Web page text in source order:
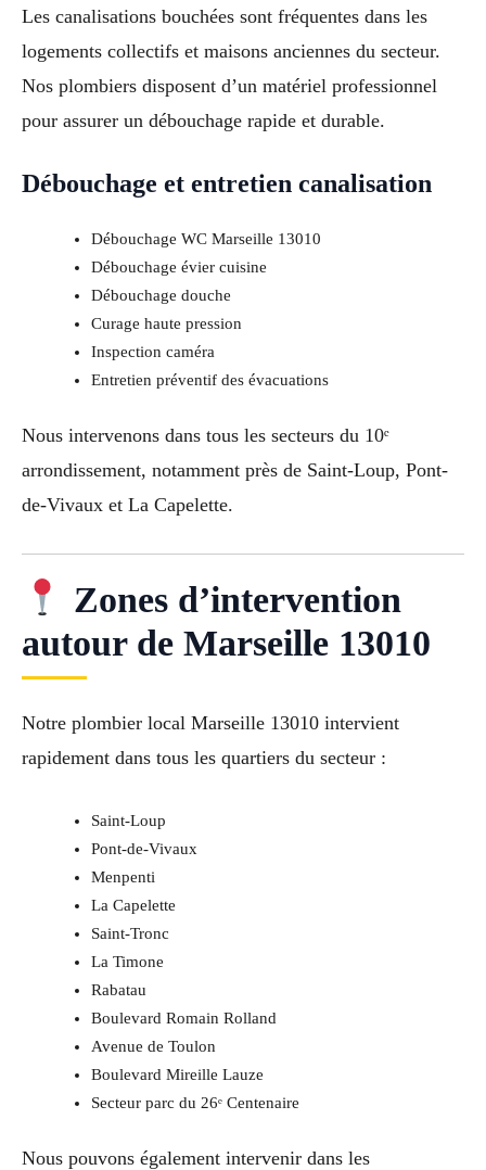
Les canalisations bouchées sont fréquentes dans les
logements collectifs et maisons anciennes du secteur.
Nos plombiers disposent d’un matériel professionnel
pour assurer un débouchage rapide et durable.
Débouchage et entretien canalisation
Débouchage WC Marseille 13010
Débouchage évier cuisine
Débouchage douche
Curage haute pression
Inspection caméra
Entretien préventif des évacuations
Nous intervenons dans tous les secteurs du 10ᵉ
arrondissement, notamment près de Saint-Loup, Pont-
de-Vivaux et La Capelette.
Zones d’intervention
autour de Marseille 13010
Notre plombier local Marseille 13010 intervient
rapidement dans tous les quartiers du secteur :
Saint-Loup
Pont-de-Vivaux
Menpenti
La Capelette
Saint-Tronc
La Timone
Rabatau
Boulevard Romain Rolland
Avenue de Toulon
Boulevard Mireille Lauze
Secteur parc du 26ᵉ Centenaire
Nous pouvons également intervenir dans les